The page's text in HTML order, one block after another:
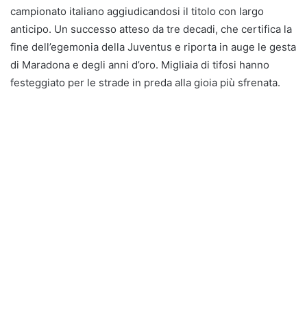
campionato italiano aggiudicandosi il titolo con largo
anticipo. Un successo atteso da tre decadi, che certifica la
fine dell’egemonia della Juventus e riporta in auge le gesta
di Maradona e degli anni d’oro. Migliaia di tifosi hanno
festeggiato per le strade in preda alla gioia più sfrenata.